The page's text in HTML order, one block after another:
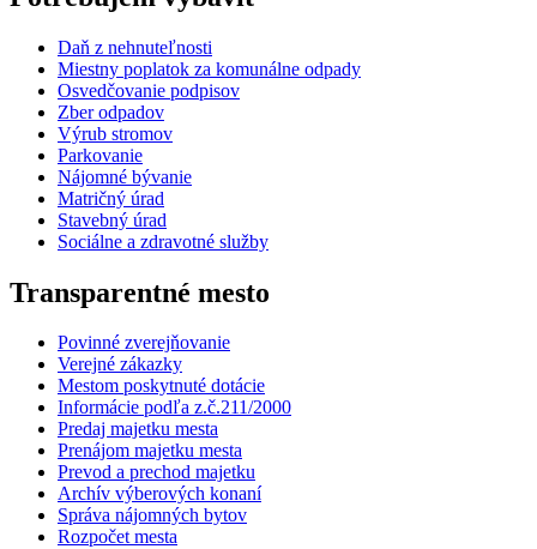
Daň z nehnuteľnosti
Miestny poplatok za komunálne odpady
Osvedčovanie podpisov
Zber odpadov
Výrub stromov
Parkovanie
Nájomné bývanie
Matričný úrad
Stavebný úrad
Sociálne a zdravotné služby
Transparentné mesto
Povinné zverejňovanie
Verejné zákazky
Mestom poskytnuté dotácie
Informácie podľa z.č.211/2000
Predaj majetku mesta
Prenájom majetku mesta
Prevod a prechod majetku
Archív výberových konaní
Správa nájomných bytov
Rozpočet mesta